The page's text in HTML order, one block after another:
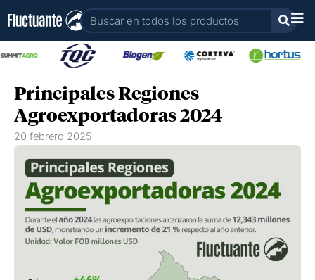
contenido
Buscar
Principales Regiones
Agroexportadoras 2024
20 febrero 2025